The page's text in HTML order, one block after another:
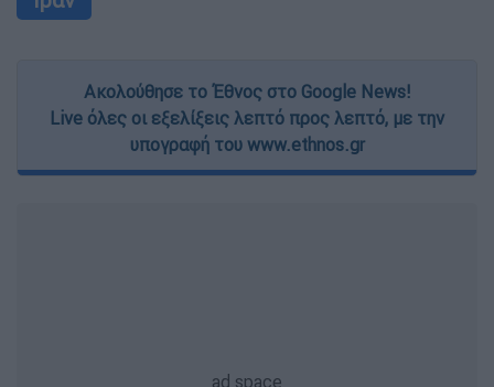
Ακολούθησε το Έθνος στο Google News!
Live όλες οι εξελίξεις λεπτό προς λεπτό, με την
υπογραφή του www.ethnos.gr